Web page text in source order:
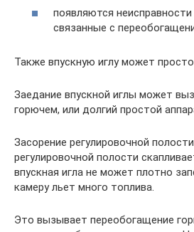
появляются
связанные с
Также впускную иглу может
Заедание впускной иглы может
горючем, или долгий простой
Засорение регулировочной
регулировочной полости
впускная игла не может плотно
камеру льет много топлива.
Это вызывает переобогащение